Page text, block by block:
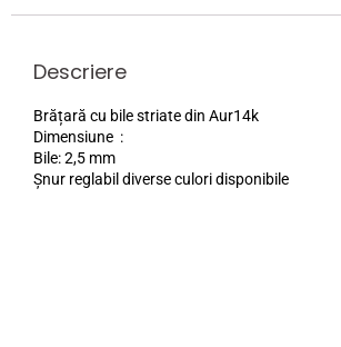
Descriere
Brățară cu bile striate din Aur14k
Dimensiune :
Bile: 2,5 mm
Șnur reglabil diverse culori disponibile